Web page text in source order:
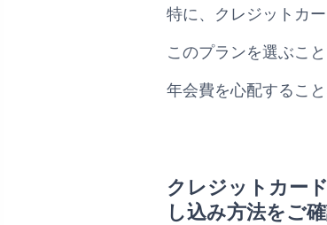
特に、クレジットカ
このプランを選ぶこ
年会費を心配するこ
クレジットカー
し込み方法をご